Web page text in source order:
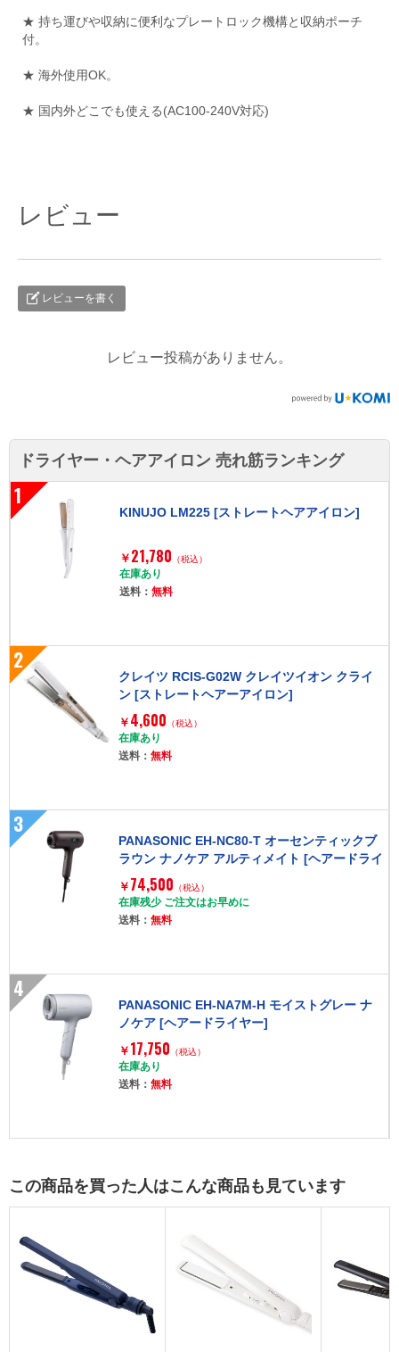
★ 持ち運びや収納に便利なプレートロック機構と収納ポーチ
付。
★ 海外使用OK。
★ 国内外どこでも使える(AC100-240V対応)
レビュー
レビューを書く
レビュー投稿がありません。
ドライヤー・ヘアアイロン 売れ筋ランキング
1
KINUJO LM225 [ストレートヘアアイロン]
￥ 21,780 （税込）
在庫あり
送料：無料
2
クレイツ RCIS-G02W クレイツイオン クライ
ン [ストレートヘアーアイロン]
￥ 4,600 （税込）
在庫あり
送料：無料
3
PANASONIC EH-NC80-T オーセンティックブ
ラウン ナノケア アルティメイト [ヘアードライ
ヤー]
￥ 74,500 （税込）
在庫残少 ご注文はお早めに
送料：無料
4
PANASONIC EH-NA7M-H モイストグレー ナ
ノケア [ヘアードライヤー]
￥ 17,750 （税込）
在庫あり
送料：無料
この商品を買った人はこんな商品も見ています